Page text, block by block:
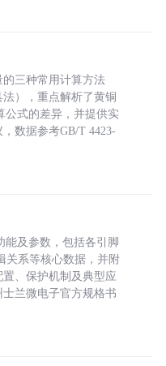
三种常用计算方法
法），重点解析了黄铜
公式的差异，并提供实
数据参考GB/T 4423-
能及参数，包括各引脚
关系等核心数据，并附
、保护机制及典型应
兰微电子官方规格书